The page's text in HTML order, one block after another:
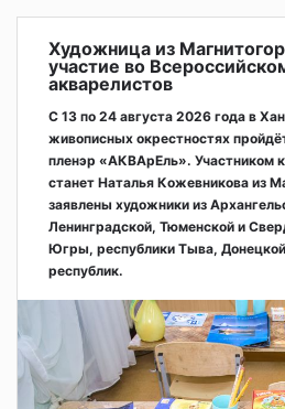
Художница из
участие во
акварелистов
С 13 по 24 августа 2026 года в
живописных окрестностях
пленэр «АКВАрЕль». Участником
станет Наталья Кожевникова из
заявлены художники из
Ленинградской, Тюменской и
Югры, республики Тыва,
республик.